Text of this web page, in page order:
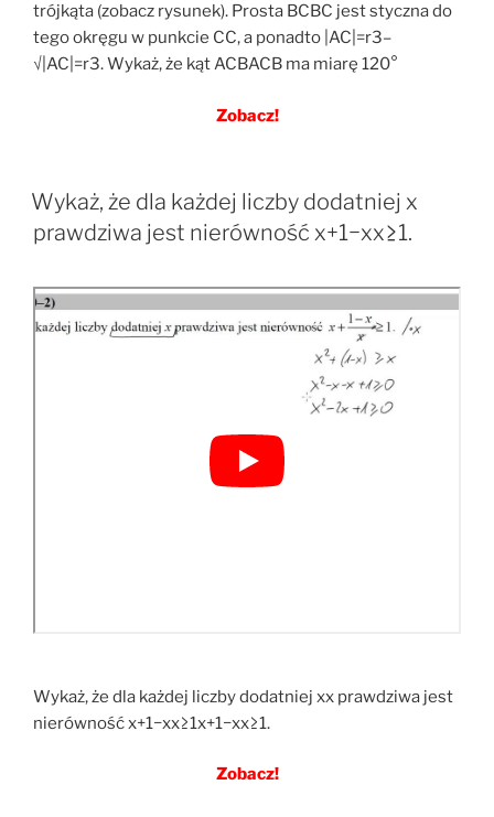
trójkąta (zobacz rysunek). Prosta BCBC jest styczna do
tego okręgu w punkcie CC, a ponadto |AC|=r3–
√|AC|=r3. Wykaż, że kąt ACBACB ma miarę 120°
Zobacz!
Wykaż, że dla każdej liczby dodatniej x
prawdziwa jest nierówność x+1−xx≥1.
Wykaż, że dla każdej liczby dodatniej xx prawdziwa jest
nierówność x+1−xx≥1x+1−xx≥1.
Zobacz!